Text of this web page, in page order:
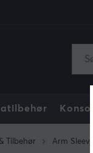
Konsoll
Tilbehør Arm Sleeve